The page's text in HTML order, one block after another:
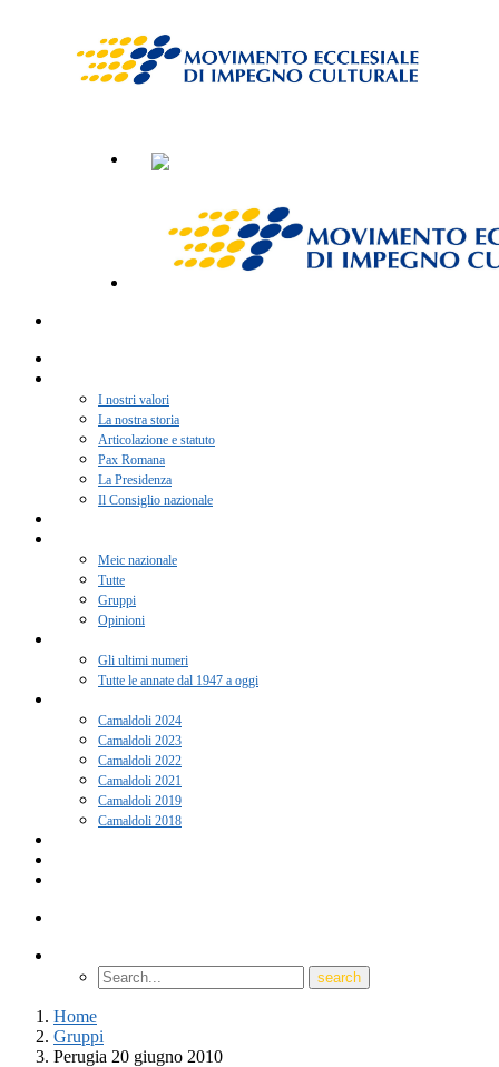
I nostri valori
La nostra storia
Articolazione e statuto
Pax Romana
La Presidenza
Il Consiglio nazionale
Meic nazionale
Tutte
Gruppi
Opinioni
Gli ultimi numeri
Tutte le annate dal 1947 a oggi
Camaldoli 2024
Camaldoli 2023
Camaldoli 2022
Camaldoli 2021
Camaldoli 2019
Camaldoli 2018
Home
Gruppi
Perugia 20 giugno 2010